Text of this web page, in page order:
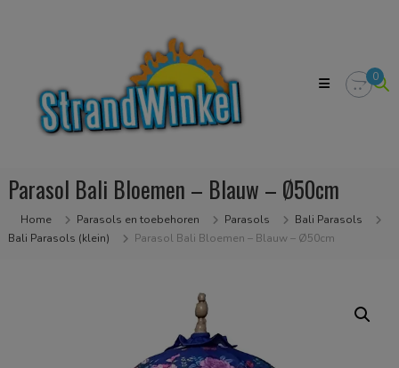
zodat
strandgevoel
in
huis
kan
halen
0
Parasol Bali Bloemen – Blauw – Ø50cm
Home Parasols en toebehoren Parasols
Bali Parasols
Bali Parasols (klein)
Parasol Bali Bloemen – Blauw – Ø50cm